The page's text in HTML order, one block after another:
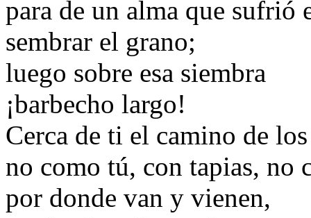
para de un alma que sufrió
sembrar el grano;
luego sobre esa siembra
¡barbecho largo!
Cerca de ti el camino de
no como tú, con tapias, no
por donde van y vienen,